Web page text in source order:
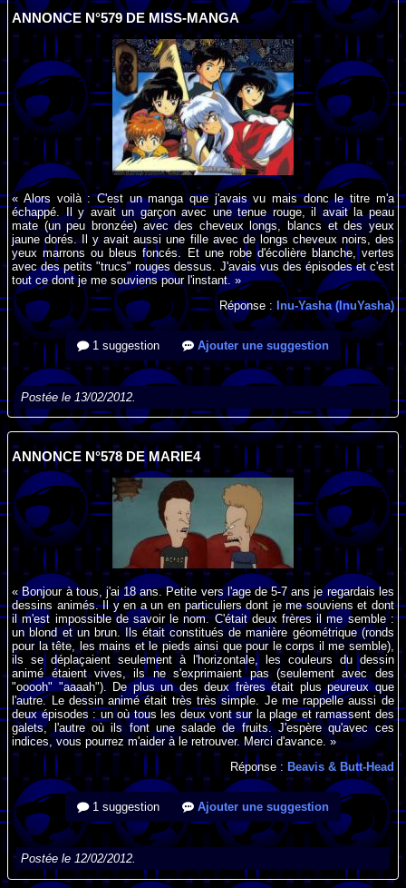
ANNONCE N°579 DE MISS-MANGA
« Alors voilà : C'est un manga que j'avais vu mais donc le titre m'a
échappé. Il y avait un garçon avec une tenue rouge, il avait la peau
mate (un peu bronzée) avec des cheveux longs, blancs et des yeux
jaune dorés. Il y avait aussi une fille avec de longs cheveux noirs, des
yeux marrons ou bleus foncés. Et une robe d'écolière blanche, vertes
avec des petits "trucs" rouges dessus. J'avais vus des épisodes et c'est
tout ce dont je me souviens pour l'instant. »
Réponse : Inu-Yasha (InuYasha)
1 suggestion Ajouter une suggestion
Postée le 13/02/2012.
ANNONCE N°578 DE MARIE4
« Bonjour à tous, j'ai 18 ans. Petite vers l'age de 5-7 ans je regardais les
dessins animés. Il y en a un en particuliers dont je me souviens et dont
il m'est impossible de savoir le nom. C'était deux frères il me semble :
un blond et un brun. Ils était constitués de manière géométrique (ronds
pour la tête, les mains et le pieds ainsi que pour le corps il me semble),
ils se déplaçaient seulement à l'horizontale, les couleurs du dessin
animé étaient vives, ils ne s'exprimaient pas (seulement avec des
"ooooh" "aaaah"). De plus un des deux frères était plus peureux que
l'autre. Le dessin animé était très très simple. Je me rappelle aussi de
deux épisodes : un où tous les deux vont sur la plage et ramassent des
galets, l'autre où ils font une salade de fruits. J'espère qu'avec ces
indices, vous pourrez m'aider à le retrouver. Merci d'avance. »
Réponse : Beavis & Butt-Head
1 suggestion Ajouter une suggestion
Postée le 12/02/2012.